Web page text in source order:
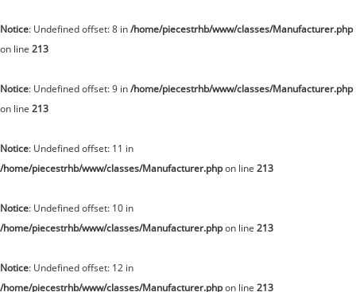
Notice: Undefined offset: 8 in /home/piecestrhb/www/classes/Manufacturer.php
on line 213
Notice: Undefined offset: 9 in /home/piecestrhb/www/classes/Manufacturer.php
on line 213
Notice: Undefined offset: 11 in
/home/piecestrhb/www/classes/Manufacturer.phpon line 213
Notice: Undefined offset: 10 in
/home/piecestrhb/www/classes/Manufacturer.phpon line 213
Notice: Undefined offset: 12 in
/home/piecestrhb/www/classes/Manufacturer.phpon line 213